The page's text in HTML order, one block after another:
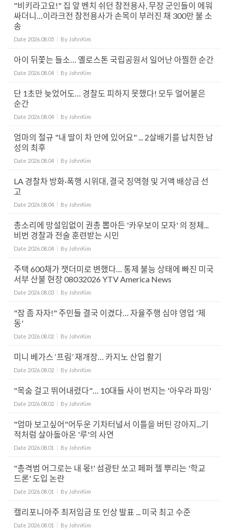
"비키라고요!" 집 앞 벤치 쉬던 참전용사, 무장 군인들이 에워
싸더니…이라크전 참전용사가 손목이 부러진 채 300만 불 소
송
Date 2026.08.05 By JohnKim
아이 뒤쫓는 들소… 옐로스톤 국립공원서 일어난 아찔한 순간
Date 2026.08.04 By JohnKim
단 1초만 늦었어도… 경찰도 피하지 못했다! 모두 얼어붙은
순간
Date 2026.08.04 By JohnKim
엄마의 절규 "내 딸이 차 안에 있어요" ... 2살배기를 납치한 남
성의 최후
Date 2026.08.04 By JohnKim
LA 경찰차 방화·폭행 시위대, 결국 징역형 및 거액 배상금 선
고
Date 2026.08.04 By JohnKim
총소리에 망설임없이 권총 뽑아든 '카우보이 모자' 의 정체...
비번 경찰과 전술 훈련받는 시민
Date 2026.08.04 By JohnKim
주택 600채가 잿더미로 변했다… 통제 불능 상태에 빠진 미국
서부 산불 현장 08032026 YTV America News
Date 2026.08.03 By JohnKim
"잠 좀 자자!" 주민들 결국 이겼다… 자율주행 심야 영업 '제
동'
Date 2026.08.02 By JohnKim
미니 베가스 ‘프림’ 재개장… 카지노 산업 활기
Date 2026.08.02 By JohnKim
"목숨 걸고 뛰어내렸다"… 10대들 사이 번지는 '아우라 파밍'
Date 2026.08.02 By JohnKim
"엄마 보고싶어"어두운 기차터널서 이틀을 버틴 강아지...기
적처럼 살아돌아온 '루'의 사연
Date 2026.08.01 By JohnKim
"총격범 어그로는 내 몫!' 섬광탄 쏘고 페퍼 젤 뿌리는 '학교
드론' 도입 논란
Date 2026.08.01 By JohnKim
캘리포니아주 최저임금 또 인상 발표 ... 미국 최고 수준
Date 2026.08.01 By JohnKim